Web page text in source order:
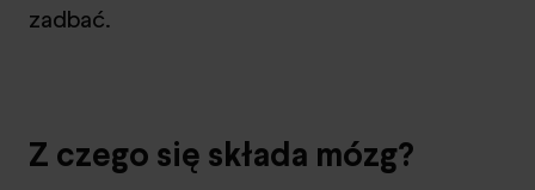
zadbać.
Z czego się składa mózg?